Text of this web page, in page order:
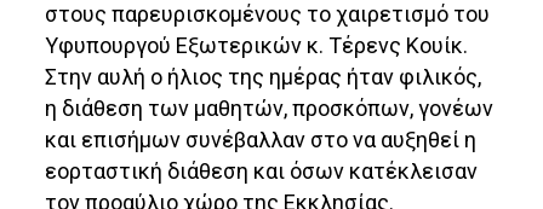
στους παρευρισκομένους το χαιρετισμό του
Υφυπουργού Εξωτερικών κ. Τέρενς Κουίκ.
Στην αυλή ο ήλιος της ημέρας ήταν φιλικός,
η διάθεση των μαθητών, προσκόπων, γονέων
και επισήμων συνέβαλλαν στο να αυξηθεί η
εορταστική διάθεση και όσων κατέκλεισαν
τον προαύλιο χώρο της Εκκλησίας.